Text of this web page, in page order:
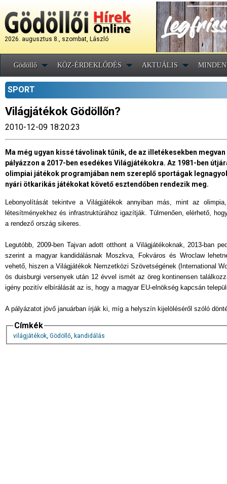
2026. augusztus 8., szombat, László
Gödöllő KÖZ-ÉRDEKLŐDÉS AKTUÁLIS
SPORT
Világjátékok Gödöllőn?
2010-12-09 18:20:23
Ma még ugyan kissé távolinak tűnik, de az illetékesekben
pályázzon a 2017-ben esedékes Világjátékokra. Az 1981-ben
olimpiai játékok programjában nem szereplő sportágak
nyári ötkarikás játékokat követő esztendőben rendezik meg.
Lebonyolítását tekintve a Világjátékok annyiban más, mint az
létesítményekhez és infrastruktúrához igazítják. Túlmenően, elérhető,
a rendező ország sikeres.
Legutóbb, 2009-ben Tajvan adott otthont a Világjátékoknak, 2013-ban
szerint a magyar kandidálásnak Moszkva, Fokváros és Wroclaw
vehető, hiszen a Világjátékok Nemzetközi Szövetségének (International
ös duisburgi versenyek után 12 évvel ismét az öreg kontinensen
igény pozitív elbírálását az is, hogy a magyar EU-elnökség kapcsán
A pályázatot jövő januárban írják ki, míg a helyszín kijelöléséről szóló
Címkék
világjátékok, Gödöllő, kandidálás